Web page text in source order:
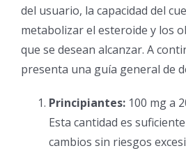
del usuario, la capacidad del
metabolizar el esteroide y los
que se desean alcanzar. A
presenta una guía general de
Principiantes: 100 mg a
Esta cantidad es
cambios sin riesgos